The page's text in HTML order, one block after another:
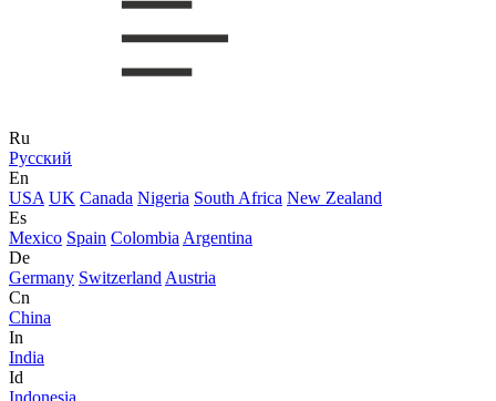
Ru
Русский
En
USA UK Canada Nigeria South Africa New Zealand
Es
Mexico Spain Colombia Argentina
De
Germany Switzerland Austria
Cn
China
In
India
Id
Indonesia